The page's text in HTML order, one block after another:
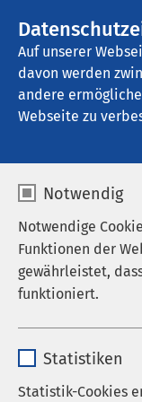
Auf unserer
davon werden
andere
Webseite zu
Notwendig
Notwendige
Funktionen der
gewährleistet,
funktioniert.
Anbieter
Statistiken
Statistik-Cookies
AMEOS Klinikum
Die AMEOS
2016 nach den
der Prozesse